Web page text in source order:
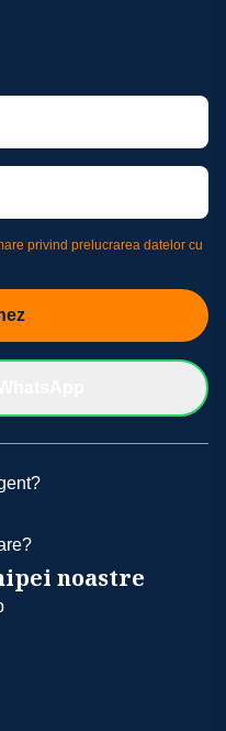
privind prelucrarea datelor cu
noastre